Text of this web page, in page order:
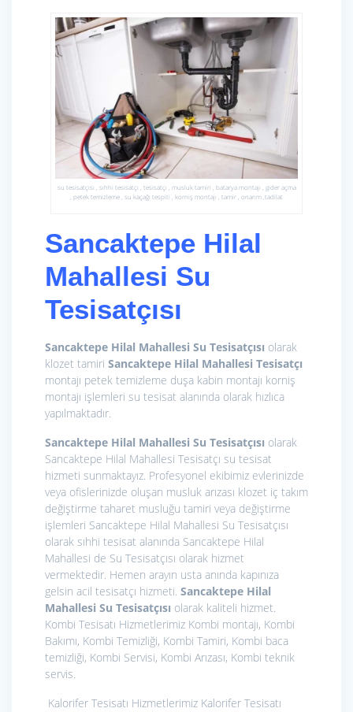
su tesisatçısı , sıhhi tesisatçı , tesisatçı , musluk tamiri , batarya montajı , gider açma
, petek temizleme , su kaçağı tespiti , korniş montajı , tamir , onarım ,tadilat
Sancaktepe Hilal
Mahallesi Su
Tesisatçısı
Sancaktepe Hilal Mahallesi Su Tesisatçısı olarak
klozet tamiri Sancaktepe Hilal Mahallesi Tesisatçı
montajı petek temizleme duşa kabin montajı korniş
montajı işlemleri su tesisat alanında olarak hızlıca
yapılmaktadır.
Sancaktepe Hilal Mahallesi Su Tesisatçısı olarak
Sancaktepe Hilal Mahallesi Tesisatçı su tesisat
hizmeti sunmaktayız. Profesyonel ekibimiz evlerinizde
veya ofislerinizde oluşan musluk arızası klozet iç takım
değiştirme taharet musluğu tamiri veya değiştirme
işlemleri Sancaktepe Hilal Mahallesi Su Tesisatçısı
olarak sıhhi tesisat alanında Sancaktepe Hilal
Mahallesi de Su Tesisatçısı olarak hizmet
vermektedir. Hemen arayın usta anında kapınıza
gelsin acil tesisatçı hizmeti. Sancaktepe Hilal
Mahallesi Su Tesisatçısı olarak kaliteli hizmet.
Kombi Tesisatı Hizmetlerimiz Kombi montajı, Kombi
Bakımı, Kombi Temizliği, Kombi Tamiri, Kombi baca
temizliği, Kombi Servisi, Kombi Arızası, Kombi teknik
servis.
Kalorifer Tesisatı Hizmetlerimiz Kalorifer Tesisatı